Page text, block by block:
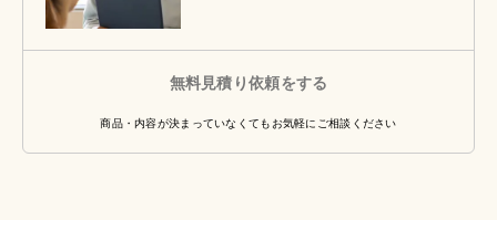
無料見積り依頼をする
商品・内容が決まっていなくてもお気軽にご相談ください